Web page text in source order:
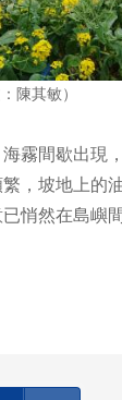
陳其敏）
霧間歇出現
，坡地上的
悄然在島嶼間